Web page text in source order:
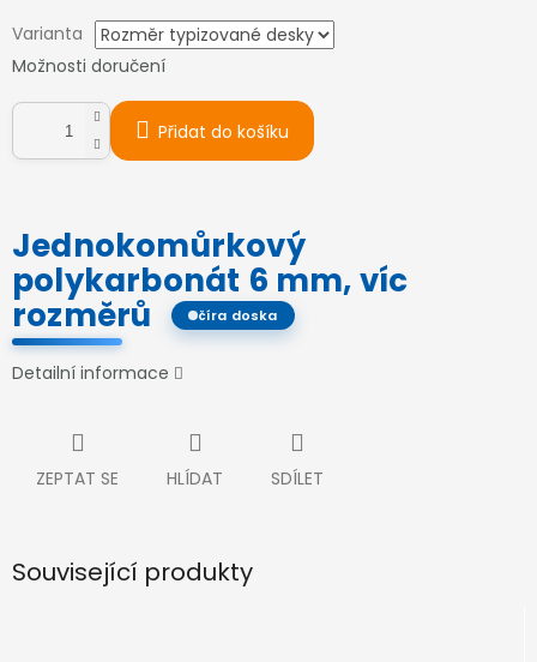
Varianta
Možnosti doručení
Přidat do košíku
Jednokomůrkový
polykarbonát 6 mm, víc
rozměrů
číra doska
Detailní informace
ZEPTAT SE HLÍDAT SDÍLET
Související produkty